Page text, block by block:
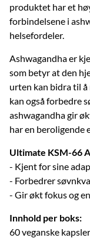
produktet har et
forbindelsene i
helsefordeler.
Ashwagandha er
som betyr at den
urten kan bidra til å
kan også forbedre
ashwagandha gir
har en beroligende
Ultimate KSM-66
- Kjent for sine
- Forbedrer
- Gir økt fokus og
Innhold per boks:
60 veganske kapsler